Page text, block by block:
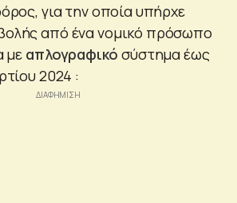
για την οποία υπήρχε
από ένα νομικό πρόσωπο
με απλογραφικό σύστημα έως
2024 :